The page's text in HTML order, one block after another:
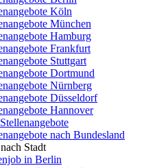
Köln
München
Hamburg
Frankfurt
Stuttgart
Dortmund
Nürnberg
Düsseldorf
Hannover
nach Bundesland
Stadt
in Berlin